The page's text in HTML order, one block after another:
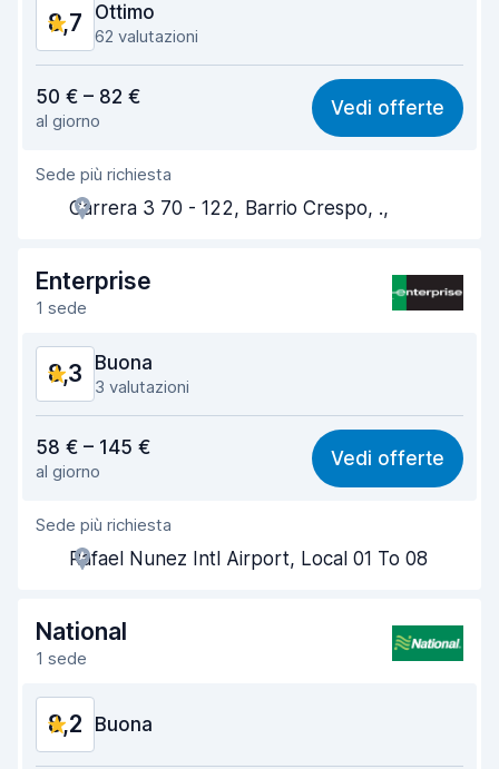
8,7 Ottimo
62 valutazioni
8,5
Facile da trovare 8,8
Gentilezza degli agenti
Rapidità del ritiro
Rapidità della riconsegna 8,9
Condizioni dell'auto
50 € – 82 €
al giorno
Vedi offerte
Sede più richiesta
Carrera 3 70 - 122, Barrio Crespo, .,
Enterprise
1 sede
8,3 Buona
3 valutazioni
8,2
Facile da trovare 8,3
Gentilezza degli agenti
Rapidità del ritiro
Rapidità della riconsegna 8,3
Condizioni dell'auto
58 € – 145 €
al giorno
Vedi offerte
Sede più richiesta
Rafael Nunez Intl Airport, Local 01 To 08
National
1 sede
8,2 Buona